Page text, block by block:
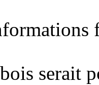
serait